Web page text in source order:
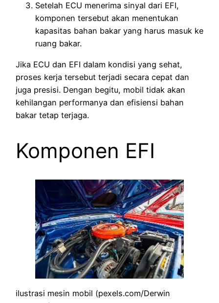
Setelah ECU menerima sinyal dari EFI,
komponen tersebut akan menentukan
kapasitas bahan bakar yang harus masuk ke
ruang bakar.
Jika ECU dan EFI dalam kondisi yang sehat,
proses kerja tersebut terjadi secara cepat dan
juga presisi. Dengan begitu, mobil tidak akan
kehilangan performanya dan efisiensi bahan
bakar tetap terjaga.
Komponen EFI
ilustrasi mesin mobil (pexels.com/Derwin